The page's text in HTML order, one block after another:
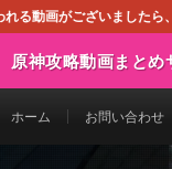
、下記お問合せよ
原神攻略動画まとめ
ホーム お問い合わせ